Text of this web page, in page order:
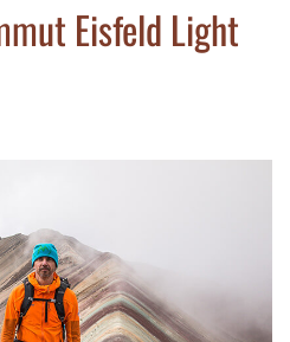
Eisfeld Light